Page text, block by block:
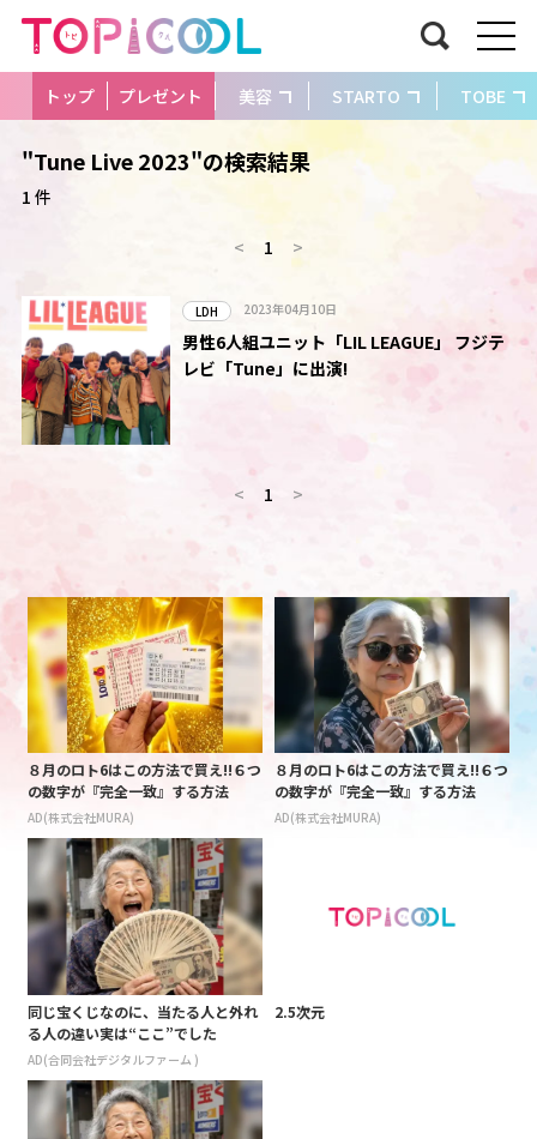
トップ プレゼント 美容 STARTO TOBE
"Tune Live 2023"の検索結果
1 件
< 1 >
LDH 2023年04月10日
男性6人組ユニット「LIL LEAGUE」 フジテ
レビ「Tune」に出演!
< 1 >
８月のロト6はこの方法で買え!!６つ
の数字が『完全一致』する方法
AD(株式会社MURA)
８月のロト6はこの方法で買え!!６つ
の数字が『完全一致』する方法
AD(株式会社MURA)
同じ宝くじなのに、当たる人と外れ
る人の違い実は“ここ”でした
AD(合同会社デジタルファーム )
2.5次元